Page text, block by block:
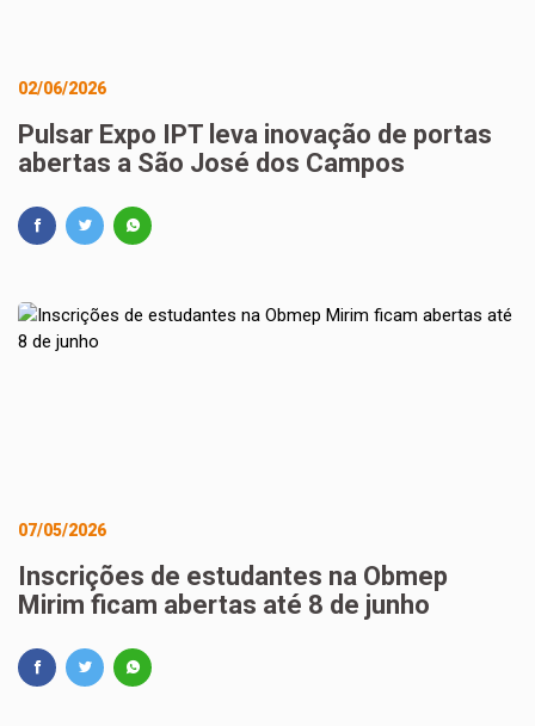
02/06/2026
Pulsar Expo IPT leva inovação de portas
abertas a São José dos Campos
07/05/2026
Inscrições de estudantes na Obmep
Mirim ficam abertas até 8 de junho